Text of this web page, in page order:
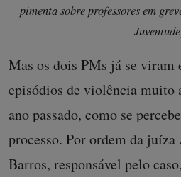
pimenta sobre professores em
Mas os dois PMs já se viram
episódios de violência muito
ano passado, como se
processo. Por ordem da juíza
Barros, responsável pelo